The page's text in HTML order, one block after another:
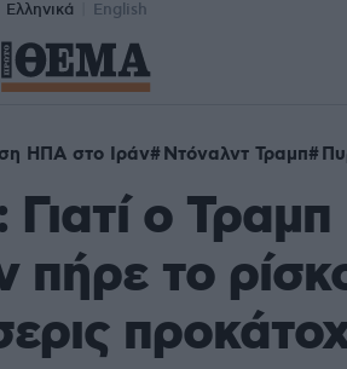
Ελληνικά English
ΗΠΑ στο Ιράν Ντόναλντ Τραμπ
ο
πήρε το